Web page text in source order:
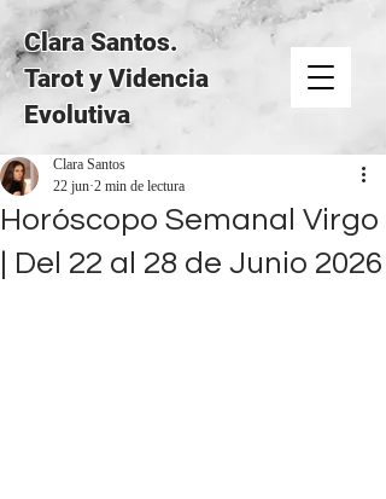
Clara Santos.
Tarot y Videncia
Evolutiva
Horóscopo Semanal Virgo
| Del 22 al 28 de Junio 2026
Clara Santos
22 jun2 min de lectura